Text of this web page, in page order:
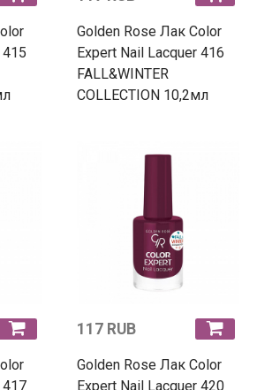
Golden Rose Лак Color
Expert Nail Lacquer 416
FALL&WINTER
COLLECTION 10,2мл
417
117 RUB
Golden Rose Лак Color
Expert Nail Lacquer 420